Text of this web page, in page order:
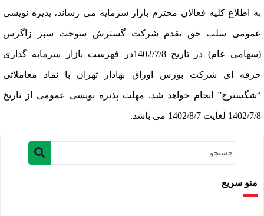
به اطلاع کلیه فعالان محترم بازار سرمایه می رساند، پذیره نویسی
عمومی سلب حق تقدم شرکت گسترش سوخت سبز زاگرس
(سهامی عام) در تاریخ 1402/7/8در فهرست بازار سرمایه گذاری
حرفه ای شرکت بورس اوراق بهادار تهران با نماد معاملاتی
“شگسترح” انجام خواهد شد. مهلت پذیره نویسی عمومی از تاریخ
1402/7/8 لغایت 1402/8/7 می باشد.
منو سریع